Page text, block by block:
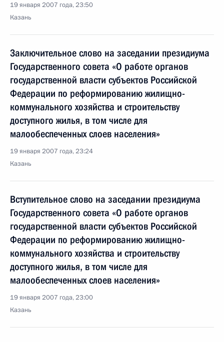
19 января 2007 года, 23:50
Казань
Заключительное слово на заседании президиума
Государственного совета «О работе органов
государственной власти субъектов Российской
Федерации по реформированию жилищно-
коммунального хозяйства и строительству
доступного жилья, в том числе для
малообеспеченных слоев населения»
19 января 2007 года, 23:24
Казань
Вступительное слово на заседании президиума
Государственного совета «О работе органов
государственной власти субъектов Российской
Федерации по реформированию жилищно-
коммунального хозяйства и строительству
доступного жилья, в том числе для
малообеспеченных слоев населения»
19 января 2007 года, 23:00
Казань